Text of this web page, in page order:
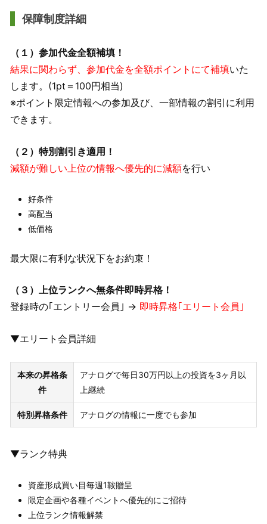
保障制度詳細
（１）参加代金全額補填！
結果に関わらず、参加代金を全額ポイントにて補填いた
します。(1pt＝100円相当)
※ポイント限定情報への参加及び、一部情報の割引に利用
できます。
（２）特別割引き適用！
減額が難しい上位の情報へ優先的に減額を行い
好条件
高配当
低価格
最大限に有利な状況下をお約束！
（３）上位ランクへ無条件即時昇格！
登録時の｢エントリー会員｣ → 即時昇格｢エリート会員｣
▼エリート会員詳細
本来の昇格条
件
アナログで毎日30万円以上の投資を3ヶ月以
上継続
特別昇格条件 アナログの情報に一度でも参加
▼ランク特典
資産形成買い目毎週1鞍贈呈
限定企画や各種イベントへ優先的にご招待
上位ランク情報解禁